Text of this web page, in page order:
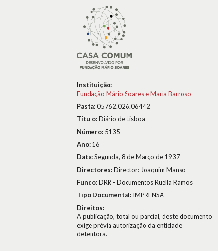
Instituição:
Fundação Mário Soares e Maria Barroso
Pasta:05762.026.06442
Título:Diário de Lisboa
Número: 5135
Ano: 16
Data:Segunda, 8 de Março de 1937
Directores:Director: Joaquim Manso
Fundo:DRR - Documentos Ruella Ramos
Tipo Documental: IMPRENSA
Direitos:
A publicação, total ou parcial, deste documento
exige prévia autorização da entidade
detentora.